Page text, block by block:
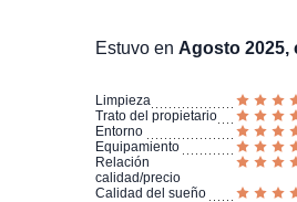
Estuvo en Agosto 2025,
Limpieza
Trato del propietario
Entorno
Equipamiento
Relación
calidad/precio
Calidad del sueño